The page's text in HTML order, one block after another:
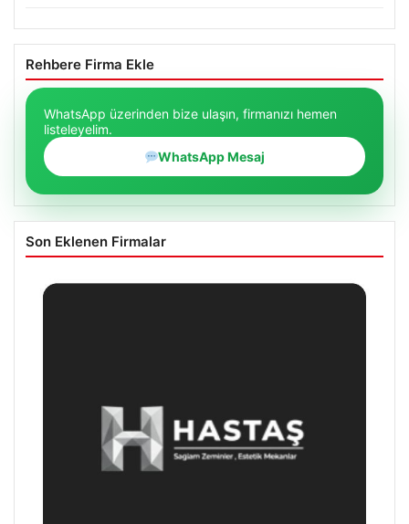
Rehbere Firma Ekle
WhatsApp üzerinden bize ulaşın, firmanızı hemen
listeleyelim.
WhatsApp Mesaj
Son Eklenen Firmalar